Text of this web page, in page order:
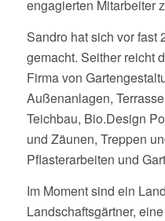
engagierten Mitarbeiter
Sandro hat sich vor fast
gemacht. Seither reicht
Firma von
Außenanlagen,
Teichbau, Bio.Design
und Zäunen, Treppen
Pflasterarbeiten und
Im Moment sind ein
Landschaftsgärtner,